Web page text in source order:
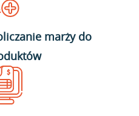
marży do